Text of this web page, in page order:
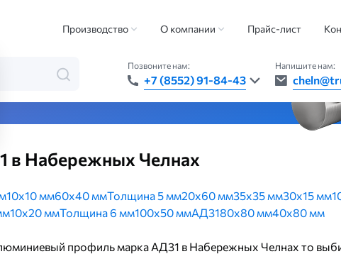
Производство О компании Прайс-лист
Позвоните нам:
+7 (8552) 91-84-43
Напишите нам:
Алюминиевый профиль марка АД31
— быстро, точно, везде
Набережных Челнах
10х10 мм60х40 ммТолщина 5 мм20х60 мм35х35 мм30х15 мм
10х20 ммТолщина 6 мм100х50 ммАД3180х80 мм40х80 мм
профиль марка АД31 в Набережных Челнах то